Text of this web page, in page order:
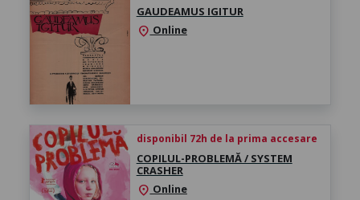
GAUDEAMUS IGITUR
location_on Online
disponibil 72h de la prima accesare
COPILUL-PROBLEMĂ / SYSTEM
CRASHER
location_on Online